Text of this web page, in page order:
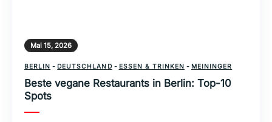
Mai 15, 2026
BERLIN - DEUTSCHLAND- ESSEN & TRINKEN - MEININGER
Beste vegane Restaurants in Berlin: Top-10
Spots